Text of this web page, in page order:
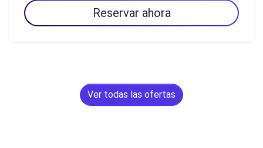
Reservar ahora
Ver todas las ofertas